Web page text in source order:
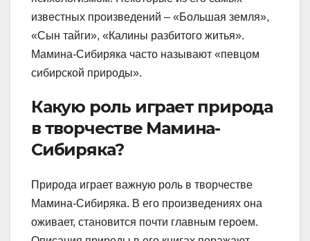
известных произведений – «Большая земля»,
«Сын тайги», «Калины разбитого житья».
Мамина-Сибиряка часто называют «певцом
сибирской природы».
Какую роль играет природа
в творчестве Мамина-
Сибиряка?
Природа играет важную роль в творчестве
Мамина-Сибиряка. В его произведениях она
оживает, становится почти главным героем.